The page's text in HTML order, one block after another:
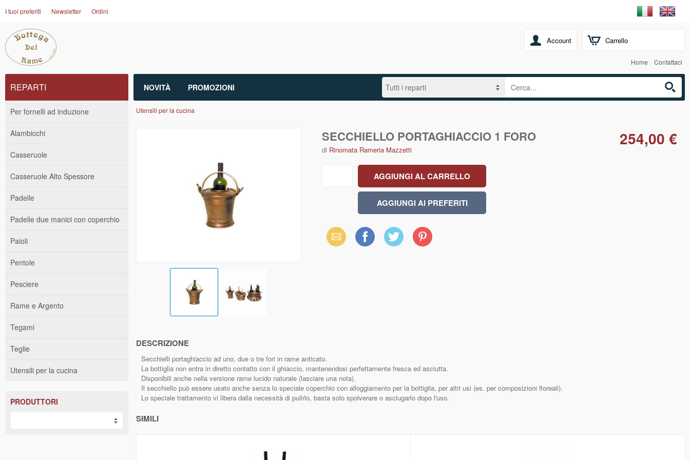
Carrello
I tuoi preferiti Newsletter Ordini
Account
Home Contattaci
NOVITÀ PROMOZIONI
REPARTI
Per fornelli ad induzione
Alambicchi
Casseruole
Casseruole Alto Spessore
Padelle
Padelle due manici con coperchio
Paioli
Pentole
Pesciere
Rame e Argento
Tegami
Teglie
Utensili per la cucina
PRODUTTORI
Utensili per la cucina
SECCHIELLO PORTAGHIACCIO 1 FORO
di Rinomata Rameria Mazzetti
254,00 €
Email Facebook X Pinterest
DESCRIZIONE
Secchielli portaghiaccio ad uno, due o tre fori in rame anticato.
La bottiglia non entra in diretto contatto con il ghiaccio, mantenendosi perfettamente fresca ed asciutta.
Disponibili anche nella versione rame lucido naturale (lasciare una nota).
Il secchiello può essere usato anche senza lo speciale coperchio con alloggiamento per la bottiglia, per altri usi (es. per composizioni floreali).
Lo speciale trattamento vi libera dalla necessità di pulirlo, basta solo spolverare o asciugarlo dopo l'uso.
SIMILI